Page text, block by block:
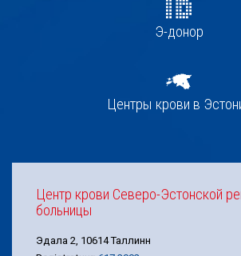
Э-донор
Центры крови в
Центр крови Северо-Эстонской
больницы
Эдала 2, 10614 Таллинн